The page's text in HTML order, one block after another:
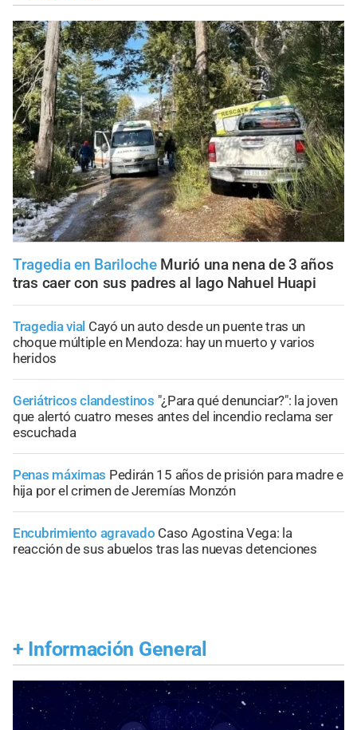
Tragedia en Bariloche Murió una nena de 3 años
tras caer con sus padres al lago Nahuel Huapi
Tragedia vial Cayó un auto desde un puente tras un
choque múltiple en Mendoza: hay un muerto y varios
heridos
Geriátricos clandestinos "¿Para qué denunciar?": la joven
que alertó cuatro meses antes del incendio reclama ser
escuchada
Penas máximas Pedirán 15 años de prisión para madre e
hija por el crimen de Jeremías Monzón
Encubrimiento agravado Caso Agostina Vega: la
reacción de sus abuelos tras las nuevas detenciones
+ Información General